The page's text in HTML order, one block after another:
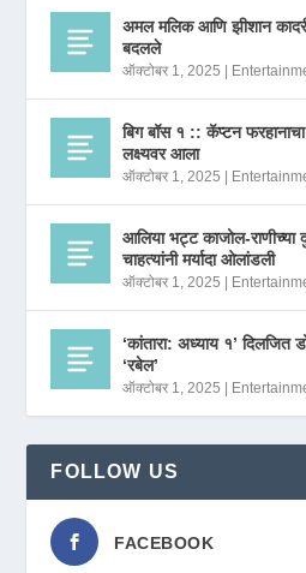
अमल मलिक आणि झीशान
बदलले
ऑक्टोबर 1, 2025
बिग बॉस १ :: कॅप्टन
लक्ष्यवर आला
ऑक्टोबर 1, 2025
आलिया भट्ट काजोल-राणीच्या
चाहत्यांनी मर्यादा ओलांडली
ऑक्टोबर 1, 2025
‘कांतारा: अध्याय १’ दिलजित
‘रबेल’
ऑक्टोबर 1, 2025
FOLLOW US
FACEBOOK